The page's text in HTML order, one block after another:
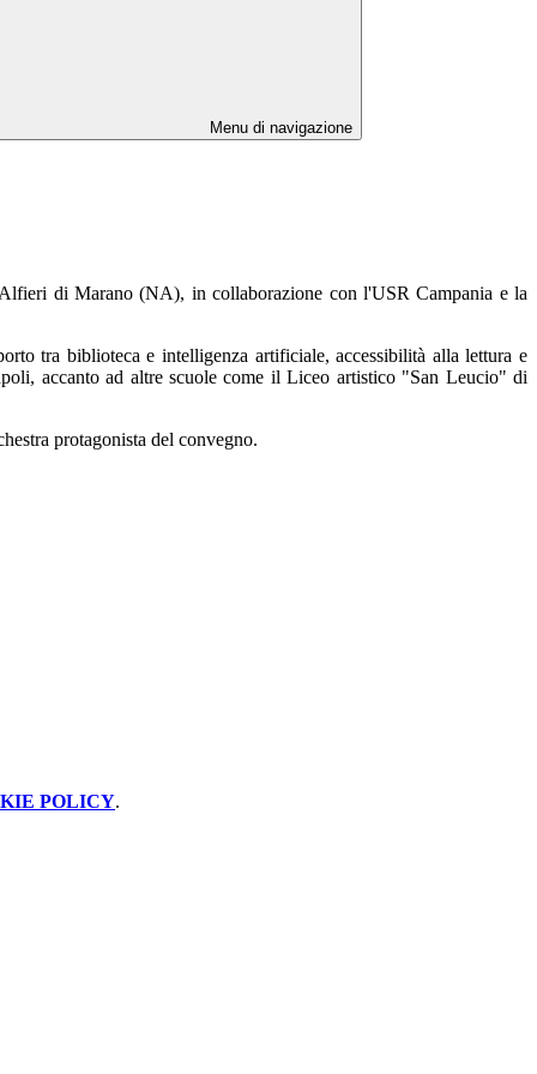
Menu di navigazione
di Marano (NA), in collaborazione con l'USR Campania e la
tra biblioteca e intelligenza artificiale, accessibilità alla lettura e
accanto ad altre scuole come il Liceo artistico "San Leucio" di
protagonista del convegno.
POLICY.